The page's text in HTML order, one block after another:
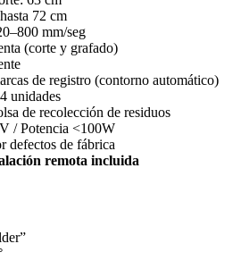
72 cm
mm/seg
(corte y grafado)
de registro (contorno automático)
unidades
de recolección de residuos
/ Potencia <100W
defectos de fábrica
remota incluida